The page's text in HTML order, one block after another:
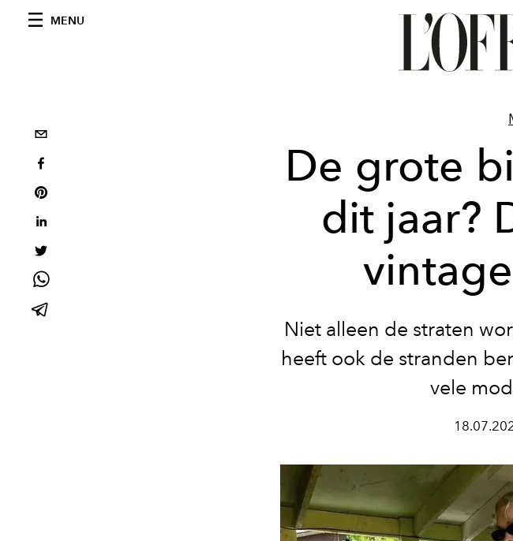
MENU
De grote
dit jaar?
Niet alleen de straten
heeft ook de stranden
vele